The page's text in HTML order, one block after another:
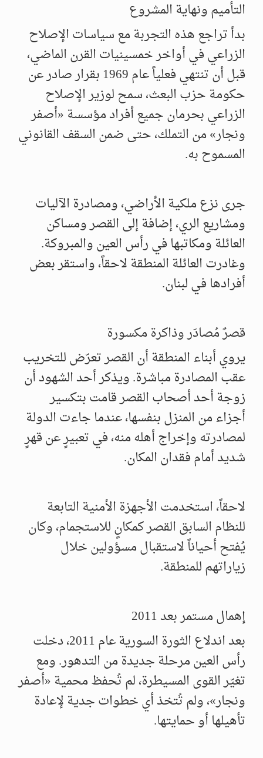
التأميم ونهاية المشروع
بدأ تراجع هذه التجربة مع سياسات الإصلاح
الزراعي في أواخر خمسينيات القرن الماضي،
قبل أن تنتهي فعلياً عام 1969 بقرار صادر عن
حكومة حزب البعث، سمح لوزير الإصلاح
الزراعي بحرمان جميع أفراد مؤسسة «أصفر
ونجار» من التملك، حتى ضمن السقف القانوني
المسموح به.
جرى نزع ملكية الأراضي، ومصادرة الآليات
ومشاريع الري، إضافة إلى القصر ومساكن
العائلة ومكاتبها في رأس العين والمبروكة.
وغادرت العائلة المنطقة لاحقاً، واستقر بعض
أفرادها في لبنان.
قصرٌ مُصادَر وذاكرة مكسورة
يروي أبناء المنطقة أن القصر تعرّض للتخريب
عقب المصادرة مباشرة. ويذكر أحد الشهود أن
زوجة أحد أصحاب القصر قامت بتكسير
أجزاء من المنزل بنفسها، عندما جاءت الدولة
لمصادرته وإخراج أهله منه، في تعبيرٍ عن قهرٍ
شديد أمام فقدان المكان.
لاحقاً، استخدمت الأجهزة الأمنية التابعة
للنظام السابق القصر كمكانٍ للاستجمام، وكان
يُفتح أحياناً لاستقبال مسؤولين خلال
زياراتهم للمنطقة.
إهمال مستمر بعد 2011
بعد اندلاع الثورة السورية عام 2011، دخلت
رأس العين مرحلة جديدة من التدهور. ومع
تغيّر القوى المسيطرة، لم تُحفظ محمية «أصفر
ونجار»، ولم تُتخذ أي خطوات جدية لإعادة
تأهيلها أو حمايتها.